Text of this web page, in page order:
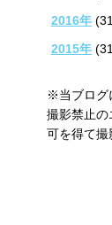
2016年
2015年
※当ブログ
撮影禁止の
可を得て撮